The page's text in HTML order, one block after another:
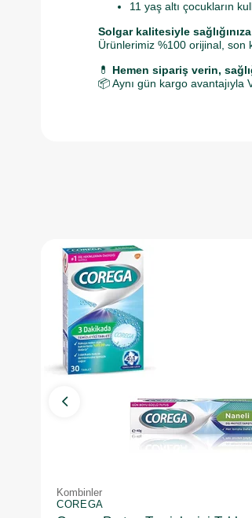
11 yaş altı çocukların
Solgar kalitesiyle
Ürünlerimiz %100 orijinal, son
💊 Hemen sipariş verin,
📦 Aynı gün kargo avantajıyla
Kombinler
COREGA